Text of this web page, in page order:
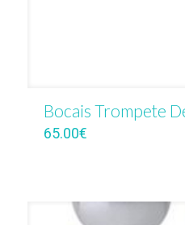
Bocais Trompete
65.00€